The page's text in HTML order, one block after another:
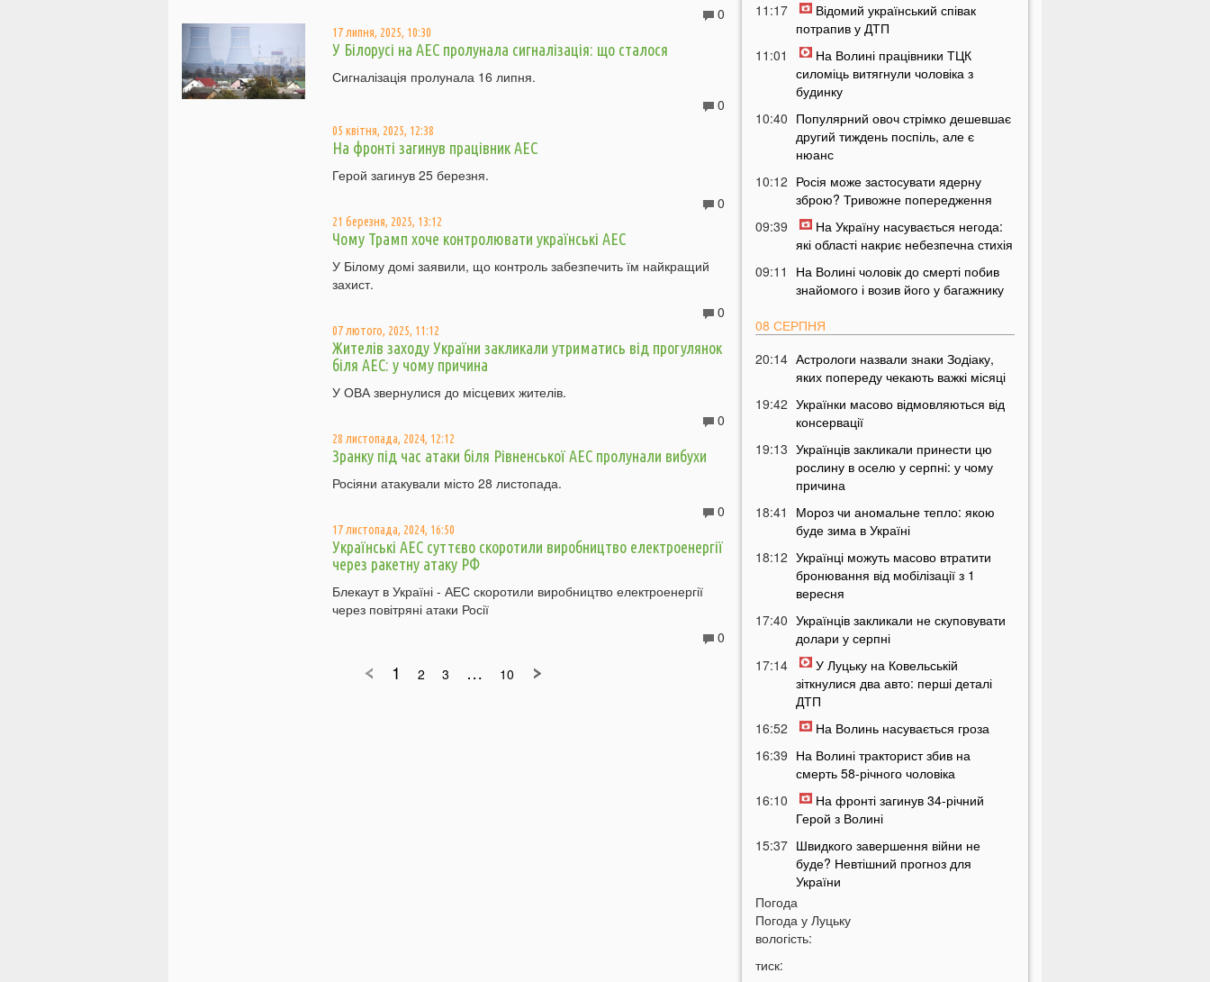
0
17 липня, 2025, 10:30
У Білорусі на АЕС пролунала сигналізація: що сталося
Сигналізація пролунала 16 липня.
0
05 квітня, 2025, 12:38
На фронті загинув працівник АЕС
Герой загинув 25 березня.
0
21 березня, 2025, 13:12
Чому Трамп хоче контролювати українські АЕС
У Білому домі заявили, що контроль забезпечить їм найкращий
захист.
0
07 лютого, 2025, 11:12
Жителів заходу України закликали утриматись від прогулянок
біля АЕС: у чому причина
У ОВА звернулися до місцевих жителів.
0
28 листопада, 2024, 12:12
Зранку під час атаки біля Рівненської АЕС пролунали вибухи
Росіяни атакували місто 28 листопада.
0
17 листопада, 2024, 16:50
Українські АЕС суттєво скоротили виробництво електроенергії
через ракетну атаку РФ
Блекаут в Україні - АЕС скоротили виробництво електроенергії
через повітряні атаки Росії
0
1 2 3 … 10
11:17
Відомий український співак
потрапив у ДТП
11:01
На Волині працівники ТЦК
силоміць витягнули чоловіка з
будинку
10:40 Популярний овоч стрімко дешевшає
другий тиждень поспіль, але є
нюанс
10:12 Росія може застосувати ядерну
зброю? Тривожне попередження
09:39
На Україну насувається негода:
які області накриє небезпечна стихія
09:11
На Волині чоловік до смерті побив
знайомого і возив його у багажнику
08 СЕРПНЯ
20:14 Астрологи назвали знаки Зодіаку,
яких попереду чекають важкі місяці
19:42 Українки масово відмовляються від
консервації
19:13 Українців закликали принести цю
рослину в оселю у серпні: у чому
причина
18:41
Мороз чи аномальне тепло: якою
буде зима в Україні
18:12 Українці можуть масово втратити
бронювання від мобілізації з 1
вересня
17:40 Українців закликали не скуповувати
долари у серпні
17:14
У Луцьку на Ковельській
зіткнулися два авто: перші деталі
ДТП
16:52
На Волинь насувається гроза
16:39 На Волині тракторист збив на
смерть 58-річного чоловіка
16:10
На фронті загинув 34-річний
Герой з Волині
15:37 Швидкого завершення війни не
буде? Невтішний прогноз для
України
15:09
вдарив ножем хлопця під час сварки
Погода
Погода у Луцьку
вологість:
тиск: